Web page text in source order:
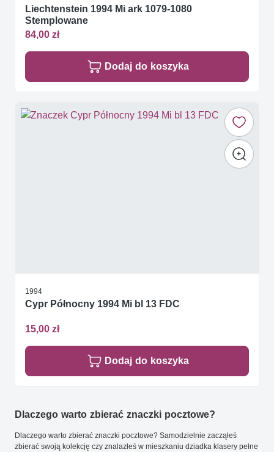
Liechtenstein 1994 Mi ark 1079-1080
Stemplowane
84,00 zł
Dodaj do koszyka
1994
Cypr Północny 1994 Mi bl 13 FDC
15,00 zł
Dodaj do koszyka
Dlaczego warto zbierać znaczki pocztowe?
Dlaczego warto zbierać znaczki pocztowe? Samodzielnie zacząłeś
zbierać swoją kolekcję czy znalazłeś w mieszkaniu dziadka klasery pełne